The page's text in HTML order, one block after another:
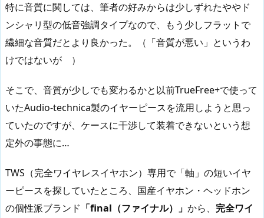
特に音質に関しては、筆者の好みからは少しずれたややド
ンシャリ型の低音強調タイプなので、もう少しフラットで
繊細な音質だとより良かった。（「音質が悪い」というわ
けではないが ）
そこで、音質が少しでも変わるかと以前TrueFree+で使って
いたAudio-technica製のイヤーピースを流用しようと思っ
ていたのですが、ケースに干渉して装着できないという想
定外の事態に…
TWS（完全ワイヤレスイヤホン）専用で「軸」の短いイヤ
ーピースを探していたところ、国産イヤホン・ヘッドホン
の個性派ブランド 「final（ファイナル）」 から、 完全ワイ